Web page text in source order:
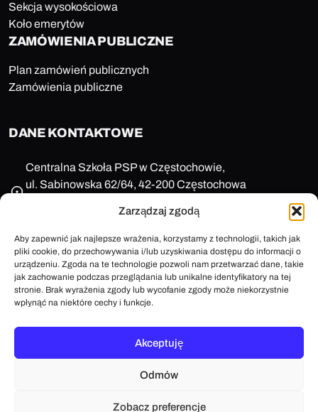
Zarządzaj zgodą
Aby zapewnić jak najlepsze wrażenia, korzystamy z technologii, takich jak
pliki cookie, do przechowywania i/lub uzyskiwania dostępu do informacji o
urządzeniu. Zgoda na te technologie pozwoli nam przetwarzać dane, takie
jak zachowanie podczas przeglądania lub unikalne identyfikatory na tej
stronie. Brak wyrażenia zgody lub wycofanie zgody może niekorzystnie
wpłynąć na niektóre cechy i funkcje.
Akceptuję
Odmów
Zobacz preferencje
Sekcja wysokościowa
Koło emerytów
ZAMÓWIENIA PUBLICZNE
Plan zamówień publicznych
Zamówienia publiczne
DANE KONTAKTOWE
Centralna Szkoła PSP w Częstochowie,
ul. Sabinowska 62/64, 42-200 Częstochowa
REGON: 150123657
+48 47 85 86 100
sekretariat@cspsp.pl
e-Doręczenia: AE:PL-58509-25720-ARFRA-30
ePUAP: /cspsp_czestochowa/SkrytkaESP
Mapa strony
Projekt i wykonanie:imoli.dev